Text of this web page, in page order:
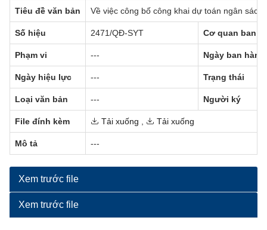
Tiêu đề văn bản Về việc công bố công khai dự toán ngân
Số hiệu 2471/QĐ-SYT Cơ quan ban
Phạm vi --- Ngày ban hành
Ngày hiệu lực --- Trạng thái
Loại văn bản --- Người ký
File đính kèm Tải xuống Tải xuống
Mô tả ---
Xem trước file
Xem trước file